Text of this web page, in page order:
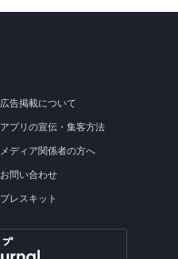
広告掲載について
アプリの宣伝・集客方法
メディア関係者の方へ
お問い合わせ
プレスキット